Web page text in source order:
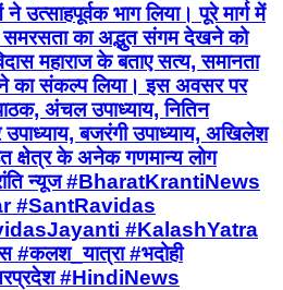
भाग लिया। पूरे मार्ग में
समरसता का अद्भुत संगम देखने को
महाराज के बताए सत्य, समानता
का संकल्प लिया। इस अवसर पर
अंचल उपाध्याय, नितिन
उपाध्याय, बजरंगी उपाध्याय, अखिलेश
क्षेत्र के अनेक गणमान्य लोग
न्यूज #BharatKrantiNews
#SantRavidas
#KalashYatra
#कलश_यात्रा #भदोही
#HindiNews